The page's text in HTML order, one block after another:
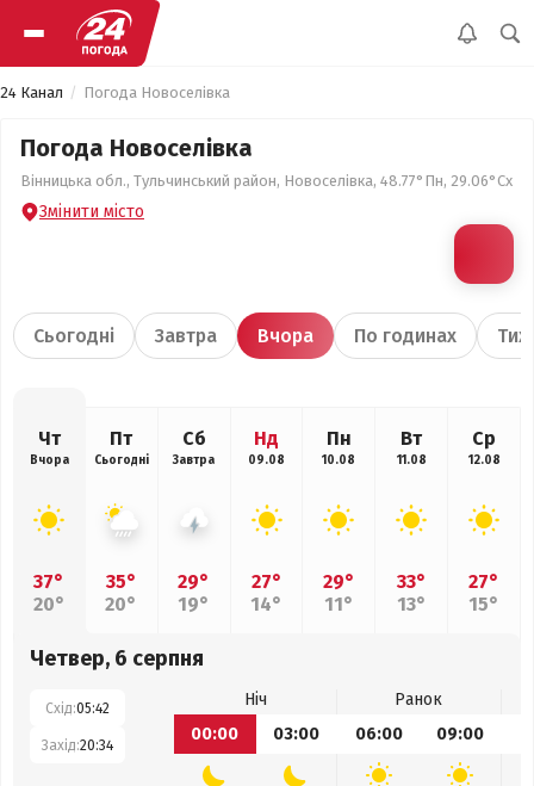
24 Канал Погода Новоселівка
Погода Новоселівка
Вінницька обл., Тульчинський район, Новоселівка, 48.77°Пн, 29.06°Сх
Змінити місто
Сьогодні Завтра Вчора По годинах
Чт
Вчора
37°
20°
Пт
Сьогодні
35°
20°
Сб
Завтра
29°
19°
Нд
09.08
27°
14°
Пн
10.08
29°
11°
Вт
11.08
33°
13°
Ср
12.08
27°
15°
Четвер, 6 серпня
Схід:05:42
Захід:20:34
Ніч
Ранок
00:00
03:00 06:00 09:00